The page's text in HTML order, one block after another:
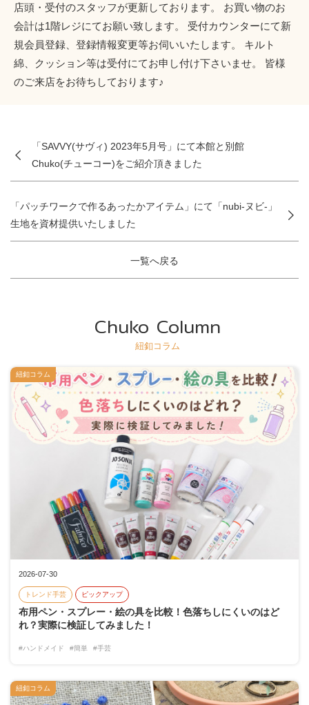
店頭・受付のスタッフが更新しております。 お買い物のお
会計は1階レジにてお願い致します。 受付カウンターにて新
規会員登録、登録情報変更等お伺いいたします。 キルト
綿、クッション等は受付にてお申し付け下さいませ。 皆様
のご来店をお待ちしております♪
「SAVVY(サヴィ) 2023年5月号」にて本館と別館
Chuko(チューコー)をご紹介頂きました
一覧へ戻る
「パッチワークで作るあったかアイテム」にて「nubi-ヌビ-」
生地を資材提供いたしました
Chuko Column
紐釦コラム
2026-07-30
トレンド手芸 ピックアップ
布用ペン・スプレー・絵の具を比較！色落ちしにくいのはど
れ？実際に検証してみました！
#ハンドメイド #簡単 #手芸
紐釦コラム
紐釦コラム